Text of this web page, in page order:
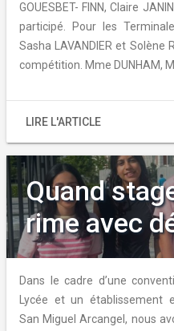
GOUESBET- FINN, Claire
participé. Pour les
Sasha LAVANDIER et Solène
compétition. Mme DUNHAM,
LIRE L'ARTICLE
Quand
rime avec
Dans le cadre d’une
Lycée et un établissement
San Miguel Arcangel, nous